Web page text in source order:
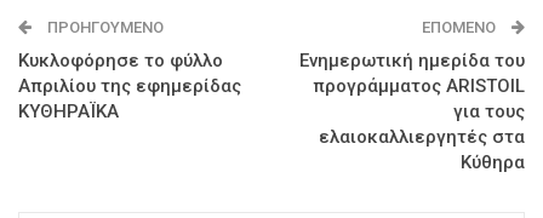
ΠΡΟΗΓΟΎΜΕΝΟ
Κυκλοφόρησε το φύλλο
Απριλίου της εφημερίδας
ΚΥΘΗΡΑΪΚΑ
ΕΠΌΜΕΝΟ
Ενημερωτική ημερίδα του
προγράμματος ARISTOIL
για τους
ελαιοκαλλιεργητές στα
Κύθηρα